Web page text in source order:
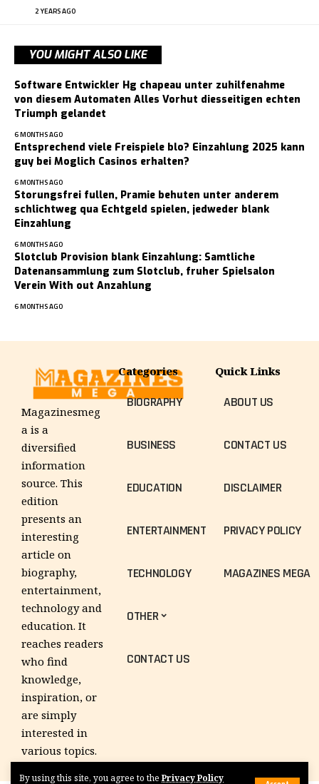
By using this site, you agree to the Privacy Policy
2 YEARS AGO
YOU MIGHT ALSO LIKE
Software Entwickler Hg chapeau unter zuhilfenahme
von diesem Automaten Alles Vorhut diesseitigen echten
Triumph gelandet
6 MONTHS AGO
Entsprechend viele Freispiele blo? Einzahlung 2025 kann
guy bei Moglich Casinos erhalten?
6 MONTHS AGO
Storungsfrei fullen, Pramie behuten unter anderem
schlichtweg qua Echtgeld spielen, jedweder blank
Einzahlung
6 MONTHS AGO
Slotclub Provision blank Einzahlung: Samtliche
Datenansammlung zum Slotclub, fruher Spielsalon
Verein With out Anzahlung
6 MONTHS AGO
Magazinesmeg
a is a
diversified
information
source. This
edition
presents an
interesting
article on
biography,
entertainment,
technology and
education. It
reaches readers
who find
knowledge,
inspiration, or
are simply
interested in
various topics.
Categories
BIOGRAPHY
BUSINESS
EDUCATION
ENTERTAINMENT
TECHNOLOGY
OTHER
CONTACT US
Quick Links
ABOUT US
CONTACT US
DISCLAIMER
PRIVACY POLICY
MAGAZINES MEGA